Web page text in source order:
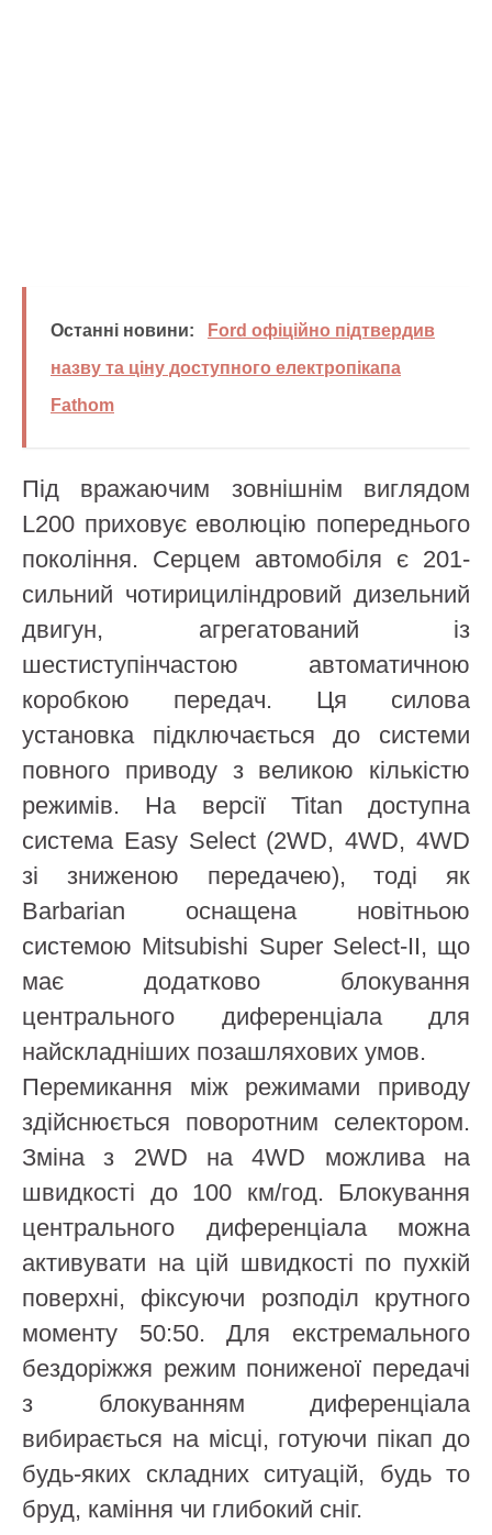
Останні новини:
Ford офіційно підтвердив
назву та ціну доступного електропікапа
Fathom
Під вражаючим зовнішнім виглядом
L200 приховує еволюцію попереднього
покоління. Серцем автомобіля є 201-
сильний чотирициліндровий дизельний
двигун, агрегатований із
шестиступінчастою автоматичною
коробкою передач. Ця силова
установка підключається до системи
повного приводу з великою кількістю
режимів. На версії Titan доступна
система Easy Select (2WD, 4WD, 4WD
зі зниженою передачею), тоді як
Barbarian оснащена новітньою
системою Mitsubishi Super Select-II, що
має додатково блокування
центрального диференціала для
найскладніших позашляхових умов.
Перемикання між режимами приводу
здійснюється поворотним селектором.
Зміна з 2WD на 4WD можлива на
швидкості до 100 км/год. Блокування
центрального диференціала можна
активувати на цій швидкості по пухкій
поверхні, фіксуючи розподіл крутного
моменту 50:50. Для екстремального
бездоріжжя режим пониженої передачі
з блокуванням диференціала
вибирається на місці, готуючи пікап до
будь-яких складних ситуацій, будь то
бруд, каміння чи глибокий сніг.